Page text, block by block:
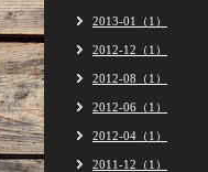
2013-01（1）
2012-12（1）
2012-08（1）
2012-06（1）
2012-04（1）
2011-12（1）